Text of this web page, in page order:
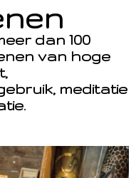
dan 100
van hoge
meditatie